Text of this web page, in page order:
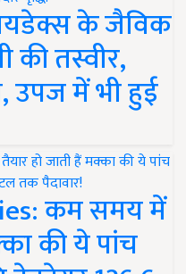
के जैविक
की तस्वीर,
उपज में भी हुई
कम समय में
की ये पांच